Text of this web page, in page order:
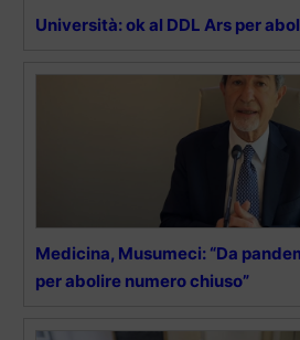
Università: ok al DDL Ars per
Medicina, Musumeci: “Da
per abolire numero chiuso”